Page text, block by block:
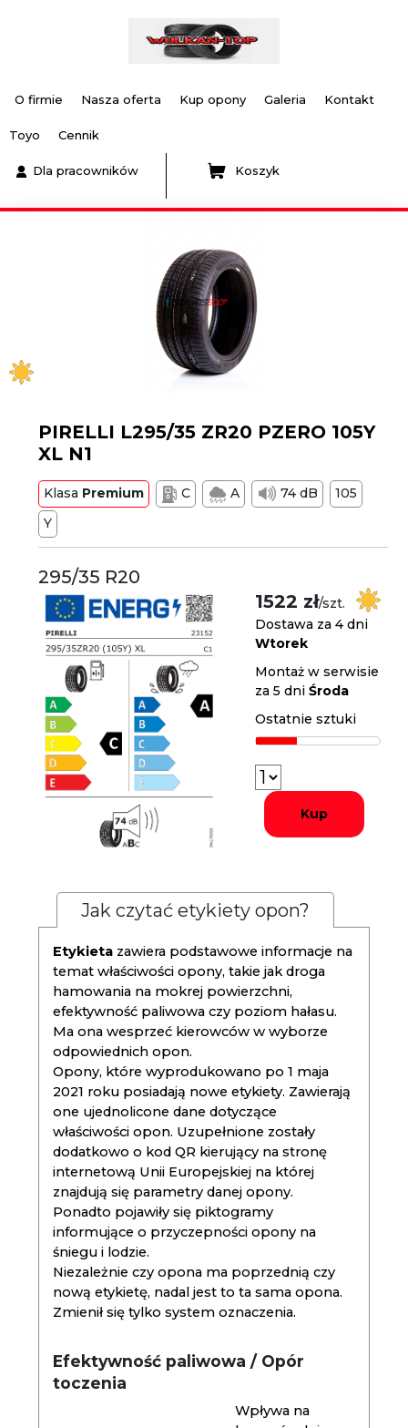
O firmie Nasza oferta Kup opony Galeria Kontakt
Toyo Cennik
Dla pracowników Koszyk
PIRELLI L295/35 ZR20 PZERO 105Y
XL N1
Klasa Premium C A 74 dB
105
Y
295/35 R20
1522 zł/szt.
Dostawa za 4 dni
Wtorek
Montaż w serwisie
za 5 dniŚroda
Ostatnie sztuki
Kup
Jak czytać etykiety opon?
Etykieta zawiera podstawowe informacje na
temat właściwości opony, takie jak droga
hamowania na mokrej powierzchni,
efektywność paliwowa czy poziom hałasu.
Ma ona wesprzeć kierowców w wyborze
odpowiednich opon.
Opony, które wyprodukowano po 1 maja
2021 roku posiadają nowe etykiety. Zawierają
one ujednolicone dane dotyczące
właściwości opon. Uzupełnione zostały
dodatkowo o kod QR kierujący na stronę
internetową Unii Europejskiej na której
znajdują się parametry danej opony.
Ponadto pojawiły się piktogramy
informujące o przyczepności opony na
śniegu i lodzie.
Niezależnie czy opona ma poprzednią czy
nową etykietę, nadal jest to ta sama opona.
Zmienił się tylko system oznaczenia.
Efektywność paliwowa / Opór
toczenia
Wpływa na